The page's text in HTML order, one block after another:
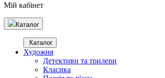
Мій кабінет
Каталог
Каталог
Художня
Детективи та трилери
Класика